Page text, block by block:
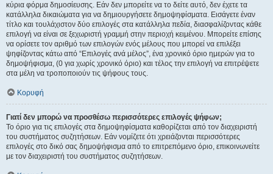
κύρια φόρμα δημοσίευσης. Εάν δεν μπορείτε να το δείτε αυτό, δεν έχετε τα
κατάλληλα δικαιώματα για να δημιουργήσετε δημοψηφίσματα. Εισάγετε έναν
τίτλο και τουλάχιστον δύο επιλογές στα κατάλληλα πεδία, διασφαλίζοντας κάθε
επιλογή να είναι σε ξεχωριστή γραμμή στην περιοχή κειμένου. Μπορείτε επίσης
να ορίσετε τον αριθμό των επιλογών ενός μέλους που μπορεί να επιλέξει
ψηφίζοντας κάτω από “Επιλογές ανά μέλος”, ένα χρονικό όριο ημερών για το
δημοψήφισμα, (0 για χωρίς χρονικό όριο) και τέλος την επιλογή να επιτρέψετε
στα μέλη να τροποποιούν τις ψήφους τους.
Κορυφή
Γιατί δεν μπορώ να προσθέσω περισσότερες επιλογές ψήφων;
Το όριο για τις επιλογές στα δημοψηφίσματα καθορίζεται από τον διαχειριστή
του συστήματος συζητήσεων. Εάν νομίζετε ότι χρειάζονται περισσότερες
επιλογές στο δικό σας δημοψήφισμα από το επιτρεπόμενο όριο, επικοινωνείτε
με τον διαχειριστή του συστήματος συζητήσεων.